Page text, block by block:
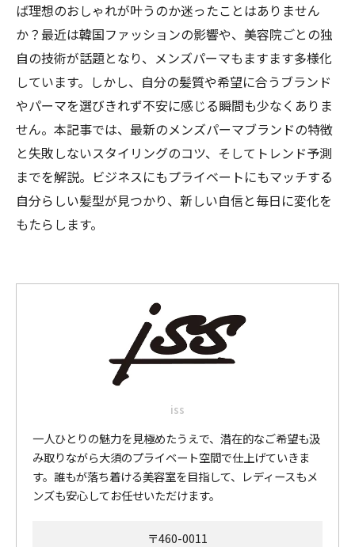
ば理想のおしゃれが叶うのか迷ったことはありません
か？最近は韓国ファッションの影響や、美容院ごとの独
自の技術が話題となり、メンズパーマもますます多様化
しています。しかし、自分の髪質や希望に合うブランド
やパーマを選びきれず不安に感じる瞬間も少なくありま
せん。本記事では、最新のメンズパーマブランドの特徴
と失敗しないスタイリングのコツ、そしてトレンド予測
までを解説。ビジネスにもプライベートにもマッチする
自分らしい髪型が見つかり、新しい自信と毎日に変化を
もたらします。
iss
一人ひとりの魅力を見極めたうえで、潜在的なご希望も汲
み取りながら大須のプライベート空間で仕上げていきま
す。誰もが落ち着ける美容室を目指して、レディースもメ
ンズも安心してお任せいただけます。
〒460-0011